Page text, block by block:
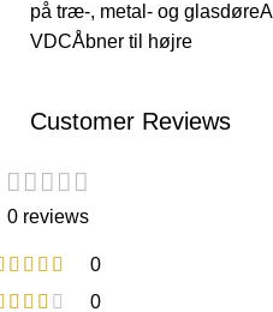
på træ-, metal- og
VDCÅbner til højre
Customer Reviews
0 reviews
0
0